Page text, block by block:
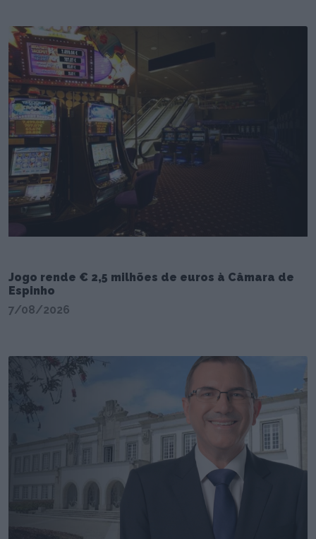
Jogo rende € 2,5 milhões de euros à Câmara de
Espinho
7/08/2026